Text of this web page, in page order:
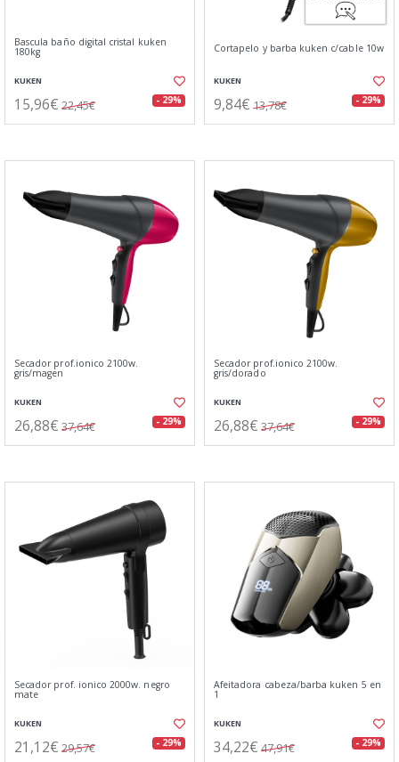
Bascula baño digital cristal kuken
180kg
KUKEN
15,96€ 22,45€ - 29%
Cortapelo y barba kuken c/cable 10w
KUKEN
9,84€ 13,78€ - 29%
Secador prof.ionico 2100w.
gris/magen
KUKEN
26,88€ 37,64€ - 29%
Secador prof.ionico 2100w.
gris/dorado
KUKEN
26,88€ 37,64€ - 29%
Secador prof. ionico 2000w. negro
mate
KUKEN
21,12€ 29,57€ - 29%
Afeitadora cabeza/barba kuken 5 en
1
KUKEN
34,22€ 47,91€ - 29%